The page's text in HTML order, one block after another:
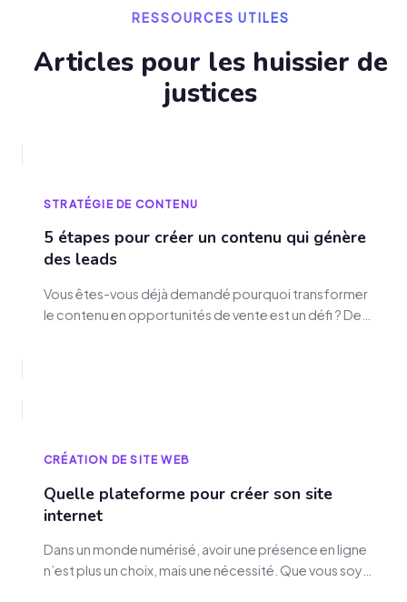
RESSOURCES UTILES
Articles pour les huissier de
justices
STRATÉGIE DE CONTENU
5 étapes pour créer un contenu qui génère
des leads
Vous êtes-vous déjà demandé pourquoi transformer
le contenu en opportunités de vente est un défi ? De
CRÉATION DE SITE WEB
Quelle plateforme pour créer son site
internet
Dans un monde numérisé, avoir une présence en ligne
n’est plus un choix, mais une nécessité. Que vous soyez